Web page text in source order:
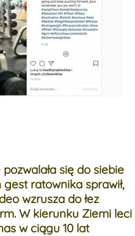
się do siebie
ratownika sprawił,
wzrusza do łez
W kierunku Ziemi leci
w ciągu 10 lat